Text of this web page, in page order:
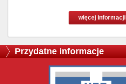
więcej informacji
Przydatne informacje